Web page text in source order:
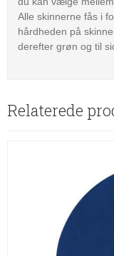
Alle skinnerne fås i
hårdheden på
derefter grøn og til
Relaterede